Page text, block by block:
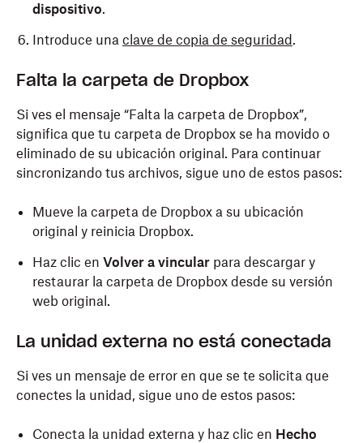
dispositivo.
Introduce una clave de copia de seguridad .
Falta la carpeta de Dropbox
Si ves el mensaje “Falta la carpeta de Dropbox”,
significa que tu carpeta de Dropbox se ha movido o
eliminado de su ubicación original. Para continuar
sincronizando tus archivos, sigue uno de estos pasos:
Mueve la carpeta de Dropbox a su ubicación
original y reinicia Dropbox.
Haz clic en Volver a vincular para descargar y
restaurar la carpeta de Dropbox desde su versión
web original.
La unidad externa no está conectada
Si ves un mensaje de error en que se te solicita que
conectes la unidad, sigue uno de estos pasos:
Conecta la unidad externa y haz clic en Hecho